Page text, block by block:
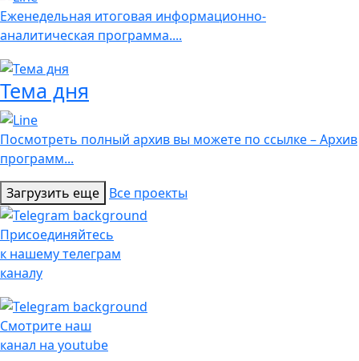
Еженедельная итоговая информационно-
аналитическая программа....
Тема дня
Посмотреть полный архив вы можете по ссылке – Архив
программ...
Загрузить еще Все проекты
Присоединяйтесь
к нашему телеграм
каналу
Смотрите наш
канал на youtube